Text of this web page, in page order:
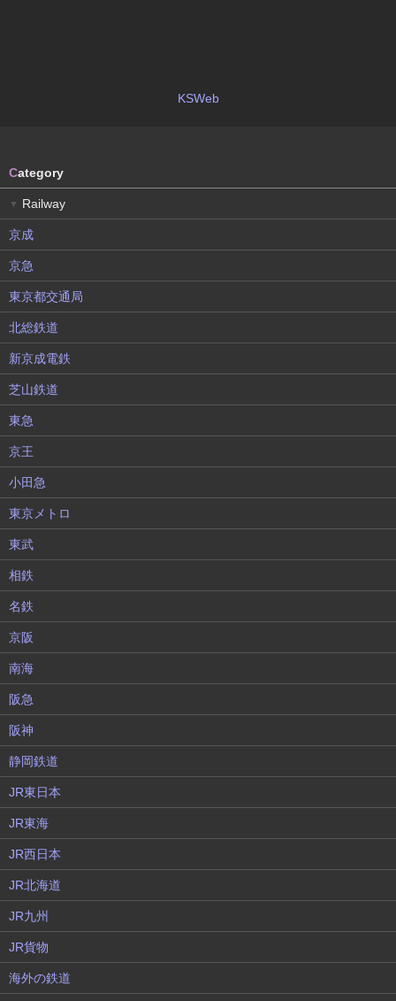
KSWeb
Category
▼ Railway
京成
京急
東京都交通局
北総鉄道
新京成電鉄
芝山鉄道
東急
京王
小田急
東京メトロ
東武
相鉄
名鉄
京阪
南海
阪急
阪神
静岡鉄道
JR東日本
JR東海
JR西日本
JR北海道
JR九州
JR貨物
海外の鉄道